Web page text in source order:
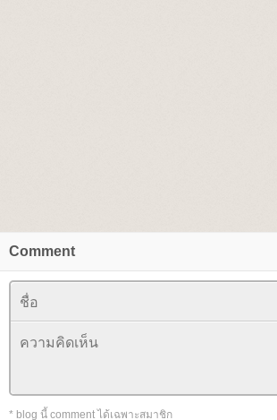
Comment
* blog นี้ comment ได้เฉพาะสมาชิก